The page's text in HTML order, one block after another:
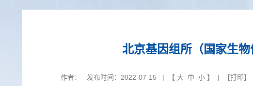
北京基因组所（国家生
作者： 发布时间：2022-07-15 | 【 大 中 小 】 | 【打印】